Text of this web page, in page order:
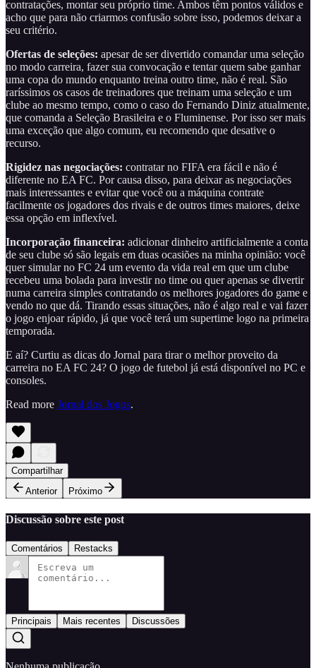
contratações, montar seu próprio time. Ambos têm pontos válidos e
acho que para não criarmos confusão sobre isso, podemos deixar a
seu critério.
Ofertas de seleções: apesar de ser divertido comandar uma seleção
no modo carreira, fazer sua convocação e tentar quem sabe ganhar
uma copa do mundo enquanto treina outro time, não é real. São
raríssimos os casos de treinadores que treinam uma seleção e um
clube ao mesmo tempo, como o caso do Fernando Diniz atualmente,
que comanda a Seleção Brasileira e o Fluminense. Por isso ser mais
uma exceção que algo comum, eu recomendo que desative o
recurso.
Rigidez nas negociações: contratar no FIFA era fácil e não é
diferente no EA FC. Por causa disso, para deixar as negociações
mais interessantes e evitar que você ou a máquina contrate
facilmente os jogadores dos rivais e de outros times maiores, deixe
essa opção em inflexível.
Incorporação financeira: adicionar dinheiro artificialmente a conta
de seu clube só são legais em duas ocasiões na minha opinião: você
quer simular no FC 24 um evento da vida real em que um clube
recebeu uma bolada para investir no time ou quer apenas se divertir
numa carreira simples contratando os melhores jogadores do game e
vendo no que dá. Tirando essas situações, não é algo real e vai fazer
o jogo enjoar rápido, já que você terá um supertime logo na primeira
temporada.
E aí? Curtiu as dicas do Jornal para tirar o melhor proveito da
carreira no EA FC 24? O jogo de futebol já está disponível no PC e
consoles.
Read more Jornal dos Jogos.
Compartilhar
Anterior
Próximo
Discussão sobre este post
Comentários Restacks
Principais Mais recentes Discussões